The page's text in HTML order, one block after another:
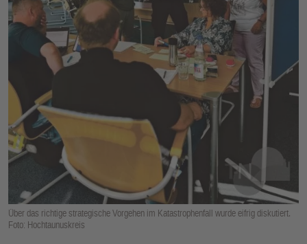
Über das richtige strategische Vorgehen im Katastrophenfall wurde eifrig diskutiert.
Foto: Hochtaunuskreis
E
N